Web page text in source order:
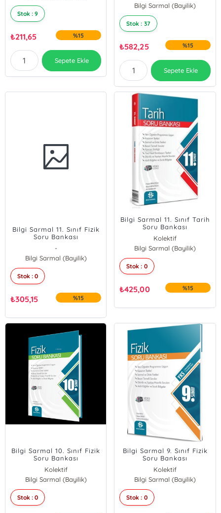
Stok : 9
₺211,65 %15
Sepete Ekle
Bilgi Sarmal (Bayilik)
Stok : 37
₺582,25 %15
Sepete Ekle
Bilgi Sarmal 11. Sınıf Fizik
Soru Bankası
-
Bilgi Sarmal (Bayilik)
Stok : 0
₺305,15 %15
Bilgi Sarmal 11. Sınıf Tarih
Soru Bankası
Kolektif
Bilgi Sarmal (Bayilik)
Stok : 0
₺425,00 %15
Bilgi Sarmal 10. Sınıf Fizik
Soru Bankası
Kolektif
Bilgi Sarmal (Bayilik)
Stok : 0
Bilgi Sarmal 9. Sınıf Fizik
Soru Bankası
Kolektif
Bilgi Sarmal (Bayilik)
Stok : 0